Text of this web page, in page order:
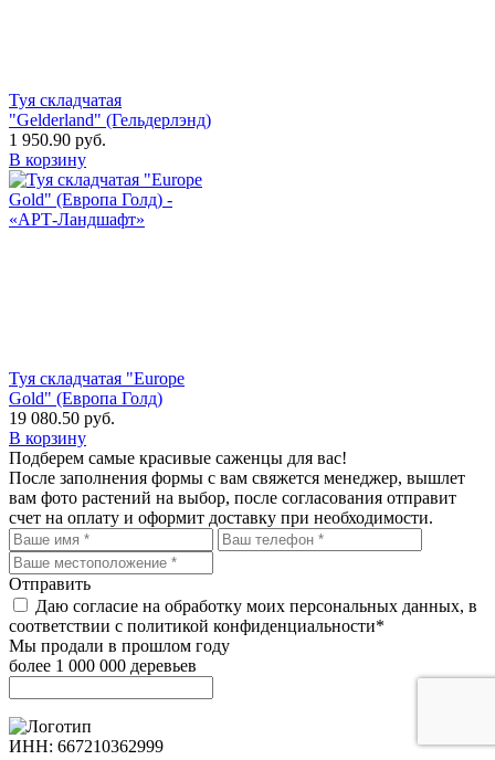
Туя складчатая
"Gelderland" (Гельдерлэнд)
1 950.90 руб.
В корзину
Туя складчатая "Europe
Gold" (Европа Голд)
19 080.50 руб.
В корзину
Подберем самые красивые саженцы для вас!
После заполнения формы с вам свяжется менеджер, вышлет
вам фото растений на выбор, после согласования отправит
счет на оплату и оформит доставку при необходимости.
Отправить
Даю согласие на обработку моих персональных данных, в
соответствии с политикой конфиденциальности*
Мы продали в прошлом году
более 1 000 000 деревьев
ИНН: 667210362999